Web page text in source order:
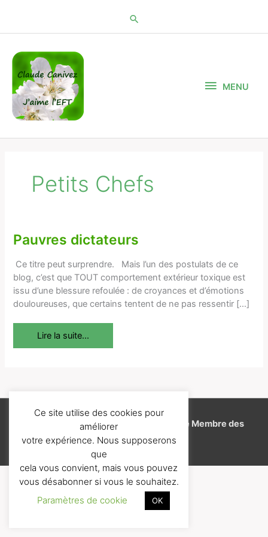
contenu
MENU
Petits Chefs
Pauvres dictateurs
Ce titre peut surprendre. Mais l’un des postulats de ce
blog, c’est que TOUT comportement extérieur toxique est
issu d’une blessure refoulée : de croyances et d’émotions
douloureuses, que certains tentent de ne pas ressentir […]
Pauvres
Lire la suite...
Copyright © 2026J'aime l'EFT
Espace Membre des
Formations
Ce site utilise des cookies pour
améliorer
votre expérience. Nous supposerons
que
cela vous convient, mais vous pouvez
vous désabonner si vous le souhaitez.
Paramètres de cookie
OK